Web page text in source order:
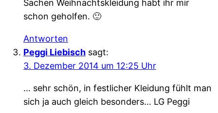
Sachen Weihnachtskleidung habt ihr mir
schon geholfen. 🙂
Antworten
Peggi Liebisch sagt:
3. Dezember 2014 um 12:25 Uhr
… sehr schön, in festlicher Kleidung fühlt man
sich ja auch gleich besonders… LG Peggi